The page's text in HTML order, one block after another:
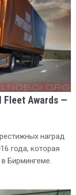
Fleet Awards —
наград
года, которая
Бирмингеме.